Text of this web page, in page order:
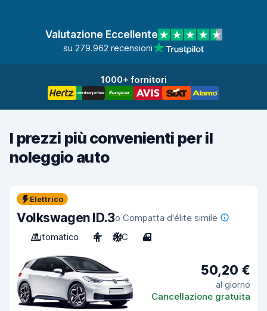
Valutazione Eccellente
su 279.962 recensioni
1000+ fornitori
I prezzi più convenienti per il
noleggio auto
Elettrico
Volkswagen ID.3o Compatta d'élite simile
Automatico
4 A/C 4
50,20 €
al giorno
Cancellazione gratuita